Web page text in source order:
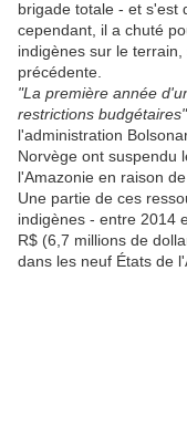
brigade totale - et s'est
cependant, il a chuté
indigènes sur le
précédente.
"La première année
restrictions budgétaires"
l'administration
Norvège ont suspendu
l'Amazonie en raison
Une partie de ces
indigènes - entre 2014
R$ (6,7 millions de
dans les neuf États de